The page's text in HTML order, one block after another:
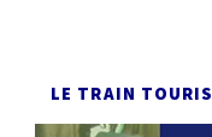
LE TRAIN